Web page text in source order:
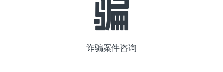
诈骗案件咨询